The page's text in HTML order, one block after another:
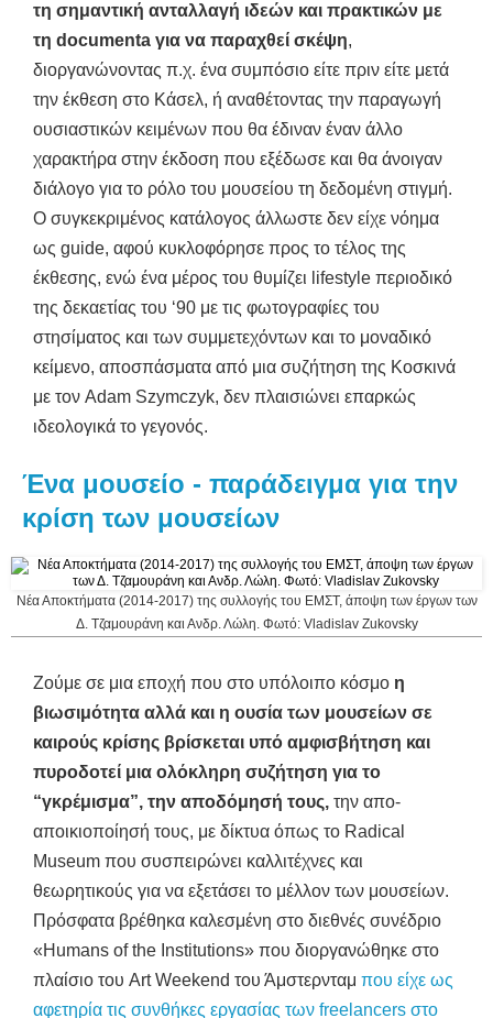
τη σημαντική ανταλλαγή ιδεών και πρακτικών με
τη documenta για να παραχθεί σκέψη,
διοργανώνοντας π.χ. ένα συμπόσιο είτε πριν είτε μετά
την έκθεση στο Κάσελ, ή αναθέτοντας την παραγωγή
ουσιαστικών κειμένων που θα έδιναν έναν άλλο
χαρακτήρα στην έκδοση που εξέδωσε και θα άνοιγαν
διάλογο για το ρόλο του μουσείου τη δεδομένη στιγμή.
Ο συγκεκριμένος κατάλογος άλλωστε δεν είχε νόημα
ως guide, αφού κυκλοφόρησε προς το τέλος της
έκθεσης, ενώ ένα μέρος του θυμίζει lifestyle περιοδικό
της δεκαετίας του ‘90 με τις φωτογραφίες του
στησίματος και των συμμετεχόντων και το μοναδικό
κείμενο, αποσπάσματα από μια συζήτηση της Κοσκινά
με τον Adam Szymczyk, δεν πλαισιώνει επαρκώς
ιδεολογικά το γεγονός.
Ένα μουσείο - παράδειγμα για την
κρίση των μουσείων
Νέα Αποκτήματα (2014-2017) της συλλογής του ΕΜΣΤ, άποψη των έργων των
Δ. Τζαμουράνη και Ανδρ. Λώλη. Φωτό: Vladislav Zukovsky
Ζούμε σε μια εποχή που στο υπόλοιπο κόσμο η
βιωσιμότητα αλλά και η ουσία των μουσείων σε
καιρούς κρίσης βρίσκεται υπό αμφισβήτηση και
πυροδοτεί μια ολόκληρη συζήτηση για το
“γκρέμισμα”, την αποδόμησή τους, την απο-
αποικιοποίησή τους, με δίκτυα όπως το Radical
Museum που συσπειρώνει καλλιτέχνες και
θεωρητικούς για να εξετάσει το μέλλον των μουσείων.
Πρόσφατα βρέθηκα καλεσμένη στο διεθνές συνέδριο
«Humans of the Institutions» που διοργανώθηκε στο
πλαίσιο του Art Weekend του Άμστερνταμ που είχε ως
αφετηρία τις συνθήκες εργασίας των freelancers στο